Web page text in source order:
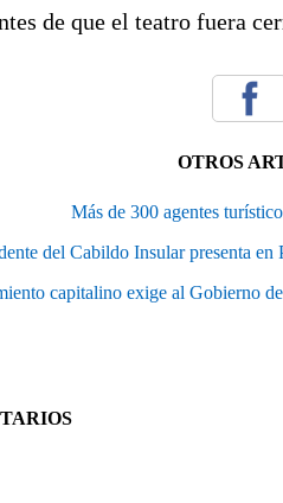
de que el teatro fuera
OTROS
Más de 300 agentes
del Cabildo Insular presenta en
capitalino exige al Gobierno